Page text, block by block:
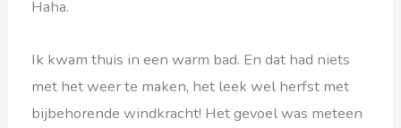
Haha.
Ik kwam thuis in een warm bad. En dat had niets
met het weer te maken, het leek wel herfst met
bijbehorende windkracht! Het gevoel was meteen